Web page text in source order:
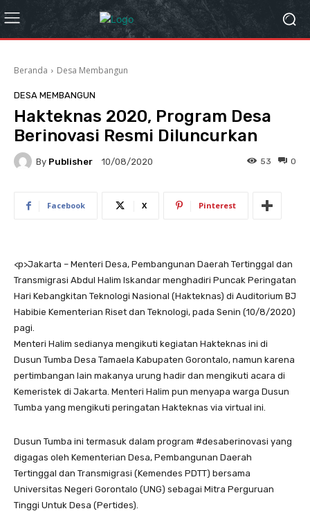
Beranda Desa Membangun
DESA MEMBANGUN
Hakteknas 2020, Program Desa
Berinovasi Resmi Diluncurkan
By Publisher 10/08/2020 0
53
Facebook X Pinterest
<p>Jakarta – Menteri Desa, Pembangunan Daerah Tertinggal dan
Transmigrasi Abdul Halim Iskandar menghadiri Puncak Peringatan
Hari Kebangkitan Teknologi Nasional (Hakteknas) di Auditorium BJ
Habibie Kementerian Riset dan Teknologi, pada Senin (10/8/2020)
pagi.
Menteri Halim sedianya mengikuti kegiatan Hakteknas ini di
Dusun Tumba Desa Tamaela Kabupaten Gorontalo, namun karena
pertimbangan lain makanya urung hadir dan mengikuti acara di
Kemeristek di Jakarta. Menteri Halim pun menyapa warga Dusun
Tumba yang mengikuti peringatan Hakteknas via virtual ini.
Dusun Tumba ini termasuk dalam program #desaberinovasi yang
digagas oleh Kementerian Desa, Pembangunan Daerah
Tertinggal dan Transmigrasi (Kemendes PDTT) bersama
Universitas Negeri Gorontalo (UNG) sebagai Mitra Perguruan
Tinggi Untuk Desa (Pertides).